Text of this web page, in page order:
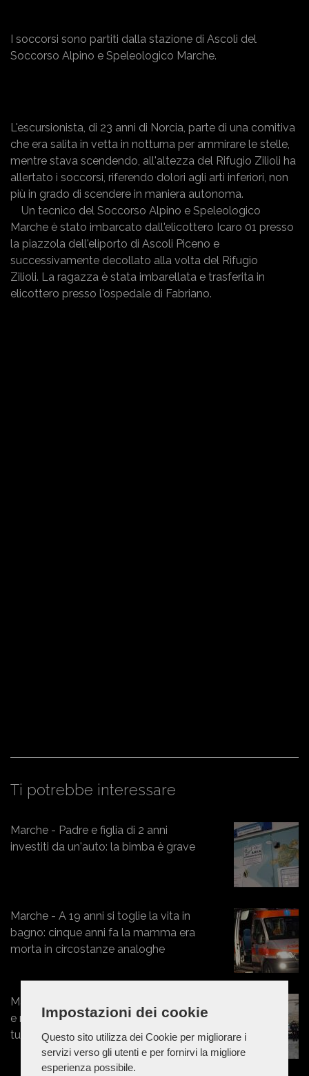
Impostazioni dei cookie
Questo sito utilizza dei Cookie per migliorare i
servizi verso gli utenti e per fornirvi la migliore
esperienza possibile.
I soccorsi sono partiti dalla stazione di Ascoli del
Soccorso Alpino e Speleologico Marche.
L'escursionista, di 23 anni di Norcia, parte di una comitiva
che era salita in vetta in notturna per ammirare le stelle,
mentre stava scendendo, all'altezza del Rifugio Zilioli ha
allertato i soccorsi, riferendo dolori agli arti inferiori, non
più in grado di scendere in maniera autonoma.
Un tecnico del Soccorso Alpino e Speleologico
Marche è stato imbarcato dall'elicottero Icaro 01 presso
la piazzola dell'eliporto di Ascoli Piceno e
successivamente decollato alla volta del Rifugio
Zilioli. La ragazza è stata imbarellata e trasferita in
elicottero presso l'ospedale di Fabriano.
Ti potrebbe interessare
Marche - Padre e figlia di 2 anni
investiti da un'auto: la bimba è grave
Marche - A 19 anni si toglie la vita in
bagno: cinque anni fa la mamma era
morta in circostanze analoghe
Marche - Aggrediscono, malmenano
e rapinano un giovane: fermati tre
tunisini